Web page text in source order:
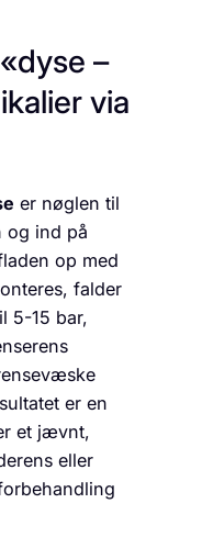
–
via
er nøglen til
og ind på
op med
falder
5-15 bar,
er en
et jævnt,
eller